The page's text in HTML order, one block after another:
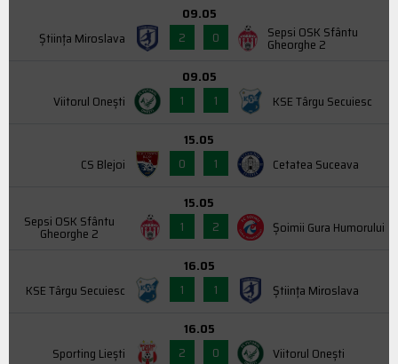
Știința Miroslava
09.05
2
0 Sepsi OSK Sfântu
Gheorghe 2
Viitorul Onești
09.05
1
1 KSE Târgu Secuiesc
CS Blejoi
15.05
0
1 Cetatea Suceava
Sepsi OSK Sfântu
Gheorghe 2
15.05
1
2 Şoimii Gura Humorului
KSE Târgu Secuiesc
16.05
1
1 Știința Miroslava
Sporting Liești
16.05
2
0 Viitorul Onești